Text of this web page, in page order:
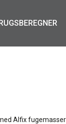
Alfix